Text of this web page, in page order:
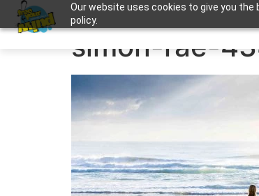
Our website uses cookies to give you
policy.
Apuntame !
simon-rae-